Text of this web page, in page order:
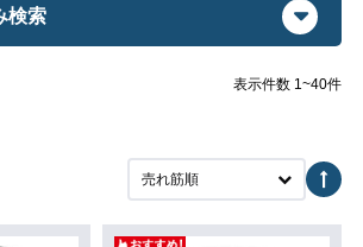
検索
表示件数 1~40件
売れ筋順